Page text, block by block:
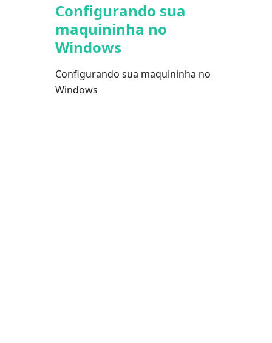
Configurando sua
maquininha no
Windows
Configurando sua maquininha no
Windows